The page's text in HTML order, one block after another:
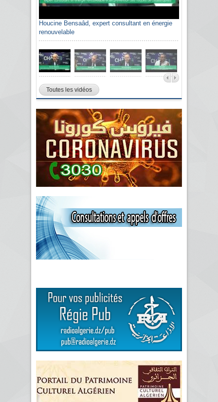
Houcine Bensaâd, expert consultant en énergie
renouvelable
Toutes les vidéos